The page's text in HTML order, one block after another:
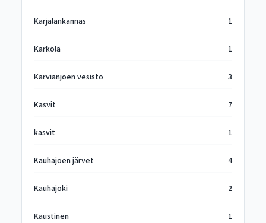
Karjalankannas 1
Kärkölä 1
Karvianjoen vesistö 3
Kasvit 7
kasvit 1
Kauhajoen järvet 4
Kauhajoki 2
Kaustinen 1